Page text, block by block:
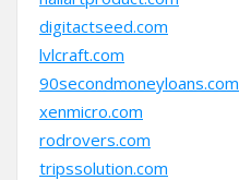
digitactseed.com
lvlcraft.com
90secondmoneyloans.com
xenmicro.com
rodrovers.com
tripssolution.com